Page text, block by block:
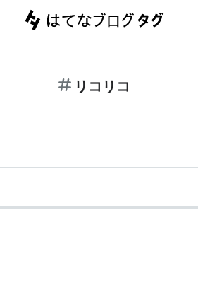
リコリコ